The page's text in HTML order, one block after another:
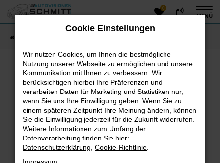
Zum
Hauptinhalt
0
MENÜ
Fehler: Network Error
Beim Laden ist ein Fehler aufgetreten.
Hier sind ein paar Tipps, die dir helfen können:
Überprüfe deine Firewall und deine
Internetverbindung.
Laden andere Webseiten, zum Beispiel deine
Suchmaschine?
Cookie Einstellungen
Wir nutzen Cookies, um Ihnen die bestmögliche
Nutzung unserer Webseite zu ermöglichen und unsere
Kommunikation mit Ihnen zu verbessern. Wir
berücksichtigen hierbei Ihre Präferenzen und
verarbeiten Daten für Marketing und Statistiken nur,
wenn Sie uns Ihre Einwilligung geben. Wenn Sie zu
einem späteren Zeitpunkt Ihre Meinung ändern, können
Sie die Einwilligung jederzeit für die Zukunft widerrufen.
Weitere Informationen zum Umfang der
Datenverarbeitung finden Sie hier:
Datenschutzerklärung Cookie-Richtlinie